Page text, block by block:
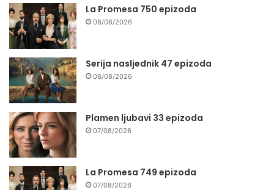
La Promesa 750 epizoda
08/08/2026
Serija nasljednik 47 epizoda
08/08/2026
Plamen ljubavi 33 epizoda
07/08/2026
La Promesa 749 epizoda
07/08/2026